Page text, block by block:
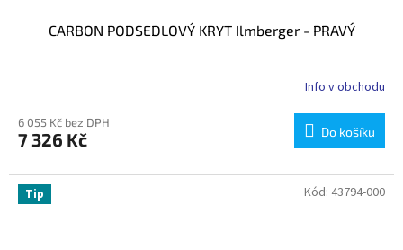
CARBON PODSEDLOVÝ KRYT Ilmberger - PRAVÝ
Info v obchodu
6 055 Kč bez DPH
7 326 Kč Do košíku
Tip Kód: 43794-000